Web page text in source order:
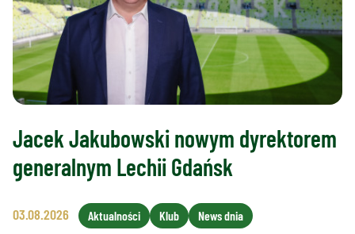
Jacek Jakubowski nowym dyrektorem
generalnym Lechii Gdańsk
03.08.2026 Aktualności Klub News dnia